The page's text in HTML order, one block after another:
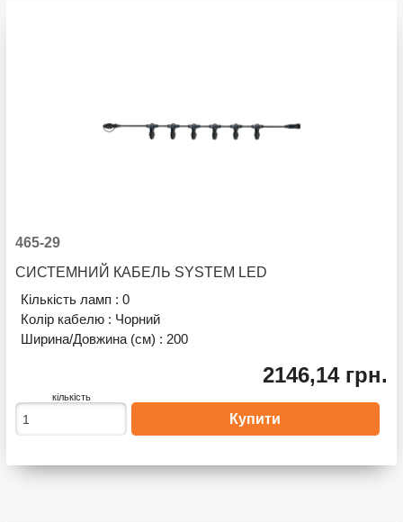
465-29
СИСТЕМНИЙ КАБЕЛЬ SYSTEM LED
Кількість ламп :0
Колір кабелю : Чорний
Ширина/Довжина (см) : 200
2146,14 грн.
кількість